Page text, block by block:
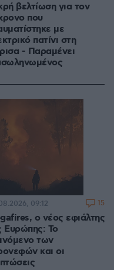
βελτίωση για τον
που
με
πατίνι στη
- Παραμένει
ο νέος εφιάλτης
Ευρώπης: Το
των
και οι
09:12 15